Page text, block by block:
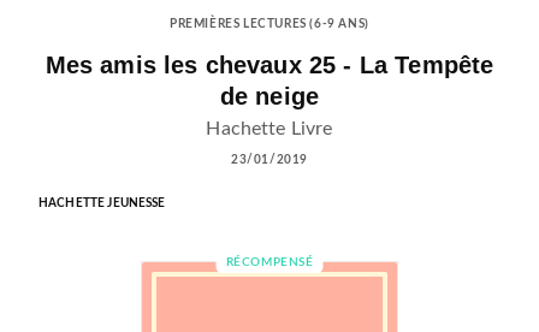
PREMIÈRES LECTURES (6-9 ANS)
Mes amis les chevaux 25 - La Tempête
de neige
Hachette Livre
23/01/2019
HACHETTE JEUNESSE
RÉCOMPENSÉ